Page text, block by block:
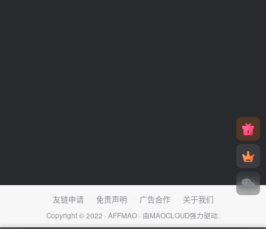
友链申请 免责声明 广告合作 关于我们
Copyright © 2022 · AFFMAO · 由MAOCLOUD强力驱动.